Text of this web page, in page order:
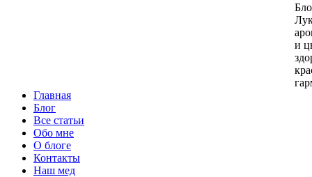
и
Главная
Блог
Все статьи
Обо мне
О блоге
Контакты
Наш мед